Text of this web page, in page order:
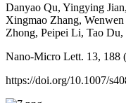
Danyao Qu, Yingying
Xingmao Zhang,
Zhong, Peipei Li, Tao
Nano-Micro Lett. 13, 188
https://doi.org/10.1007/